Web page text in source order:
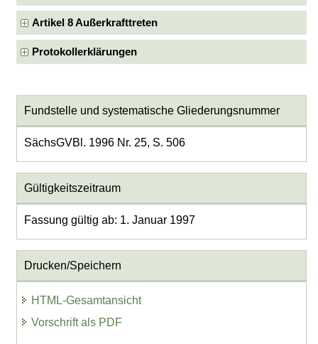
Artikel 8 Außerkrafttreten
Protokollerklärungen
Fundstelle und systematische Gliederungsnummer
SächsGVBl. 1996 Nr. 25, S. 506
Gültigkeitszeitraum
Fassung gültig ab: 1. Januar 1997
Drucken/Speichern
HTML-Gesamtansicht
Vorschrift als PDF